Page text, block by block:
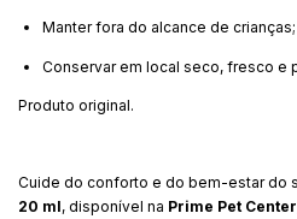
Manter fora do alcance de crianças;
Conservar em local seco, fresco e
Produto original.
Cuide do conforto e do bem-estar do
20 ml, disponível na Prime Pet Center